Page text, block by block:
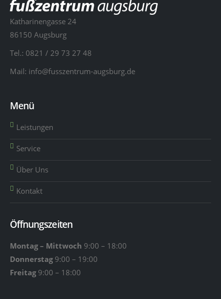
Katharinengasse 24
86150 Augsburg
Tel.: 0821 / 29 73 27 48
Mail: info@fusszentrum-augsburg.de
Menü
Leistungen
Service
Über Uns
Kontakt
Öffnungszeiten
Montag – Mittwoch 9:00 – 18:00
Donnerstag9:00 – 19:00
Freitag9:00 – 18:00